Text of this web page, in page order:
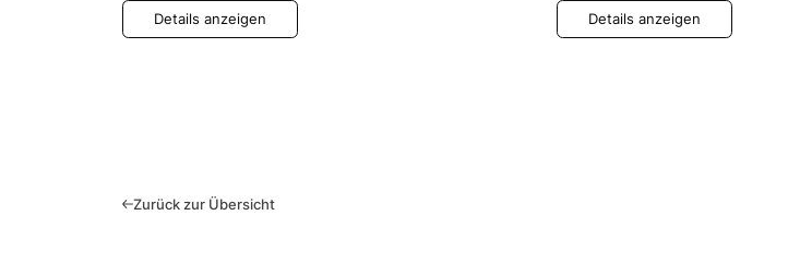
Details anzeigen Details anzeigen
Zurück zur Übersicht